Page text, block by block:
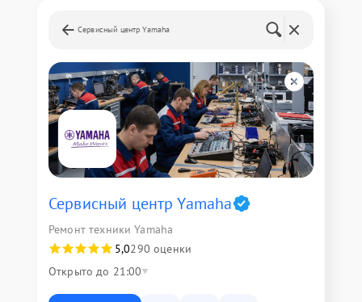
Сервисный центр Yamaha
Сервисный центр Yamaha
Ремонт техники Yamaha
5,0290 оценки
Открыто до 21:00